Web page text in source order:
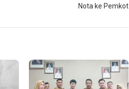
Nota ke Pemkot